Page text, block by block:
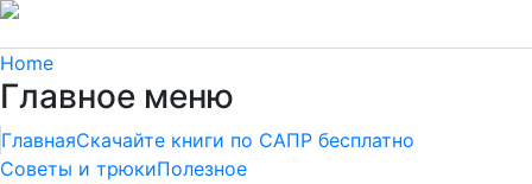
Home
Главное меню
ГлавнаяСкачайте книги по САПР бесплатно
Советы и трюкиПолезное